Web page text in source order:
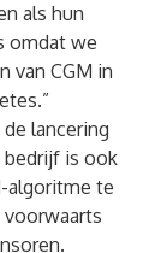
als hun
omdat we
van CGM in
lancering
bedrijf is ook
algoritme te